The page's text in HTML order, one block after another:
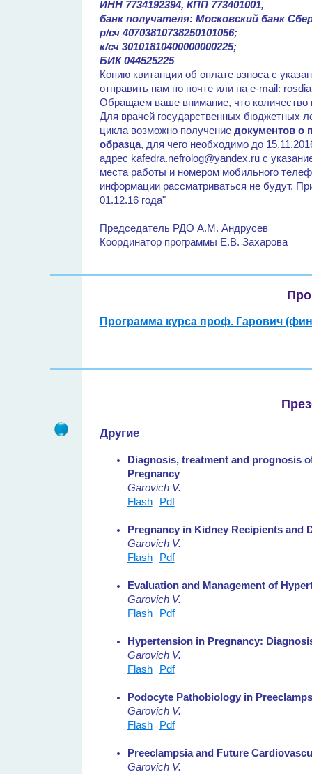
ИНН 7734192394, КПП 773401001,
банк получателя: Московский банк
р/сч 40703810738250101056;
к/сч 30101810400000000225;
БИК 044525225
Копию квитанции об оплате взноса с
отправить нам по почте или на е-mail:
Обращаем ваше внимание, что количество
Для врачей государственных бюджетных
цикла возможно получение документов о
образца, для чего необходимо до
адрес kafedra.nefrolog@yandex.ru c
места работы и номером мобильного
информации рассматриваться не будут.
01.12.16 года"
Председатель РДО А.М. Андрусев
Координатор программы Е.В. Захарова
Программа курса проф. Гарович
Другие
Diagnosis, treatment and
Pregnancy
Garovich V.
Flash
Pdf
Pregnancy in Kidney Recipients and
Garovich V.
Flash
Pdf
Evaluation and Management of
Garovich V.
Flash
Pdf
Hypertension in Pregnancy:
Garovich V.
Flash
Pdf
Podocyte Pathobiology in
Garovich V.
Flash
Pdf
Preeclampsia and Future
Garovich V.